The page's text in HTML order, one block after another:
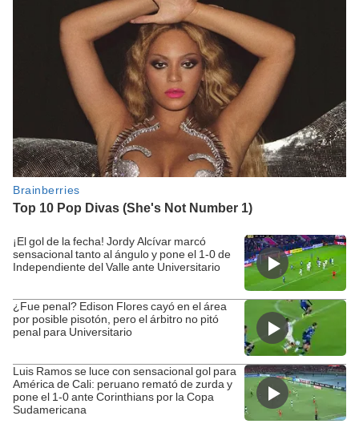
¡El gol de la fecha! Jordy Alcívar marcó
sensacional tanto al ángulo y pone el 1-0 de
Independiente del Valle ante Universitario
¿Fue penal? Edison Flores cayó en el área
por posible pisotón, pero el árbitro no pitó
penal para Universitario
Luis Ramos se luce con sensacional gol para
América de Cali: peruano remató de zurda y
pone el 1-0 ante Corinthians por la Copa
Sudamericana